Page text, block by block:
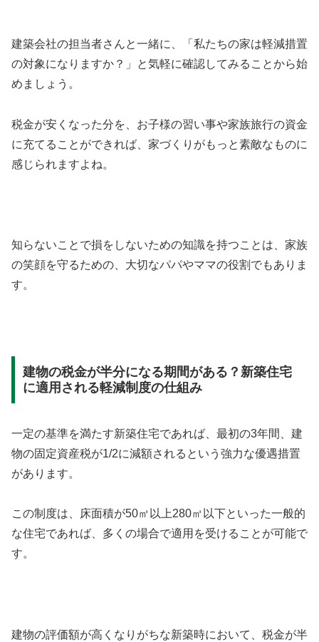
建築会社の担当者さんと一緒に、「私たちの家は軽減措置
の対象になりますか？」と気軽に確認してみることから始
めましょう。
税金が安くなった分を、お子様の習い事や家族旅行の資金
に充てることができれば、家づくりがもっと素敵なものに
感じられますよね。
知らないことで損をしないための知識を持つことは、家族
の笑顔を守るための、大切なパパやママの役割でもありま
す。
建物の税金が半分になる期間がある？新築住宅
に適用される軽減制度の仕組み
一定の基準を満たす新築住宅であれば、最初の3年間、建
物の固定資産税が1/2に減額されるという強力な優遇措置
があります。
この制度は、床面積が50㎡以上280㎡以下といった一般的
な住宅であれば、多くの場合で適用を受けることが可能で
す。
建物の評価額が高くなりがちな新築時において、税金が半